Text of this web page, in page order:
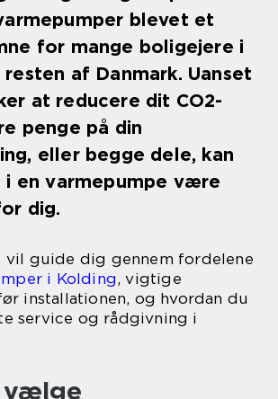
blevet et
for mange boligejere i
af Danmark. Uanset
at reducere dit CO2-
penge på din
eller begge dele, kan
i en varmepumpe være
dig.
vil guide dig gennem fordelene
i Kolding, vigtige
installationen, og hvordan du
service og rådgivning i
vælge